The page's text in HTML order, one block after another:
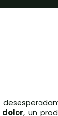
dolor, un